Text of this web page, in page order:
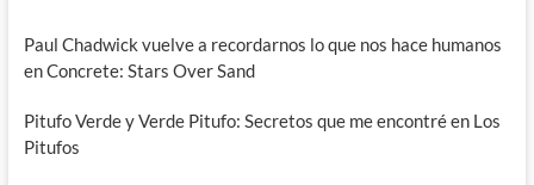
Paul Chadwick vuelve a recordarnos lo que nos hace humanos
en Concrete: Stars Over Sand
Pitufo Verde y Verde Pitufo: Secretos que me encontré en Los
Pitufos